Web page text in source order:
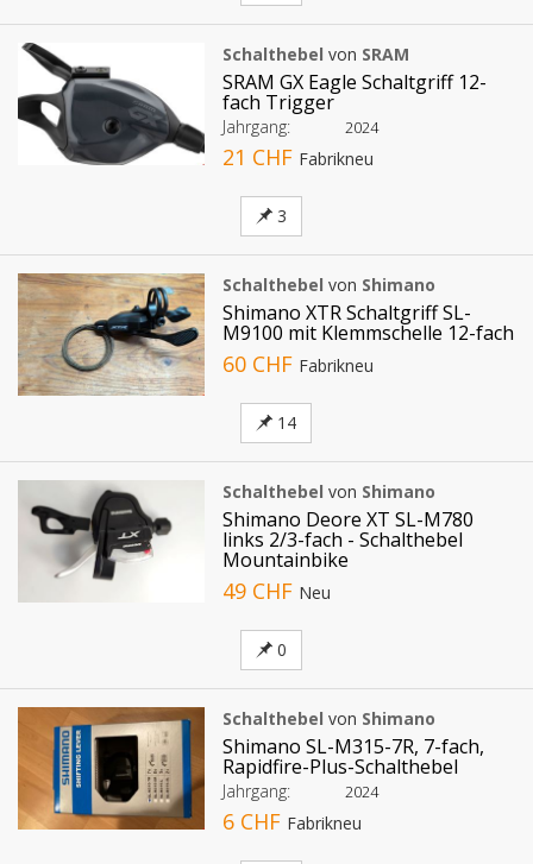
Schalthebel von SRAM
SRAM GX Eagle Schaltgriff 12-
fach Trigger
Jahrgang: 2024
21 CHF Fabrikneu
3
Schalthebel von Shimano
Shimano XTR Schaltgriff SL-
M9100 mit Klemmschelle 12-fach
60 CHF Fabrikneu
14
Schalthebel von Shimano
Shimano Deore XT SL-M780
links 2/3-fach - Schalthebel
Mountainbike
49 CHF Neu
0
Schalthebel von Shimano
Shimano SL-M315-7R, 7-fach,
Rapidfire-Plus-Schalthebel
Jahrgang: 2024
6 CHF Fabrikneu